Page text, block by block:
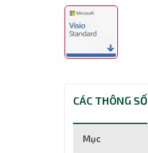
CÁC THÔNG SỐ
Mục